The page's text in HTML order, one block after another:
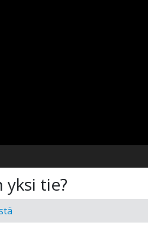
yksi tie?